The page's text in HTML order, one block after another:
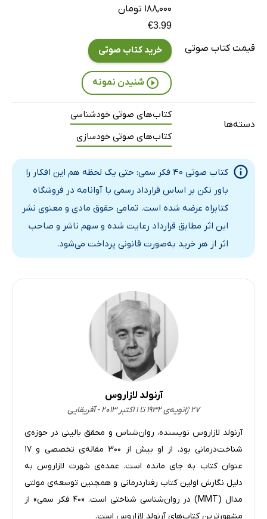
قیمت کتاب صوتی
۱۸۸,۰۰۰ تومان
€3.99
خرید کتاب صوتی
شنیدن نمونه
دسته‌ها
کتاب‌های صوتی خودشناسی
کتاب‌های صوتی خودسازی
کتاب صوتی 40 فکر سمی: حتی یک لحظه هم این افکار را
باور نکن بر اساس قرارداد رسمی با آوانامه در فروشگاه
کتابراه عرضه شده است. تمامی حقوق مادی و معنوی نشر
این اثر مطابق قرارداد رعایت شده و سهم ناشر و صاحب
اثر از هر خرید به‌صورت قانونی پرداخت می‌شود.
آرنولد لازاروس
۲۷ ژانویه‌ی ۱۹۳۲ تا ۱ اکتبر ۲۰۱۳ - آفریقایی
آرنولد لازاروس نویسنده، روان‌شناس و محقق بالینی در حوزه‌ی
شناخت‌درمانی بود. از او بیش از ۳۰۰ مقاله‌ی تخصصی و ۱۷
عنوان کتاب به‌ جای مانده است. عمده‌ی شهرت لازاروس به
دلیل نگارش اولین کتاب رفتاردرمانی و همچنین توسعه‌ی مولتی
مدال (MMT) در روان‌شناسی شناختی است. «۴۰ فکر سمی» از
مشهورترین کتاب‌های آرنولد لازاروس است.